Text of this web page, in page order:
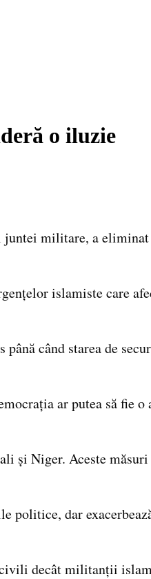
o iluzie
militare, a eliminat
islamiste care
când starea de
ar putea să fie o
și Niger. Aceste
dar
decât militanții